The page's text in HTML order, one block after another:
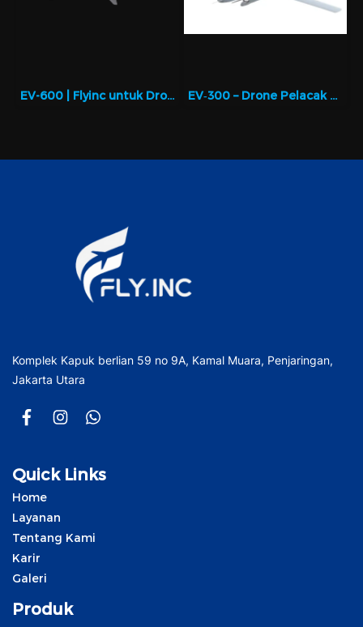
EV-600 | Flyinc untuk Drone Respons Darurat dan Pengawasan EV‑300 – Drone Pelacak untuk Respons Cepat & Area Luas
Komplek Kapuk berlian 59 no 9A, Kamal Muara, Penjaringan,
Jakarta Utara
Quick Links
Home
Layanan
Tentang Kami
Karir
Galeri
Produk